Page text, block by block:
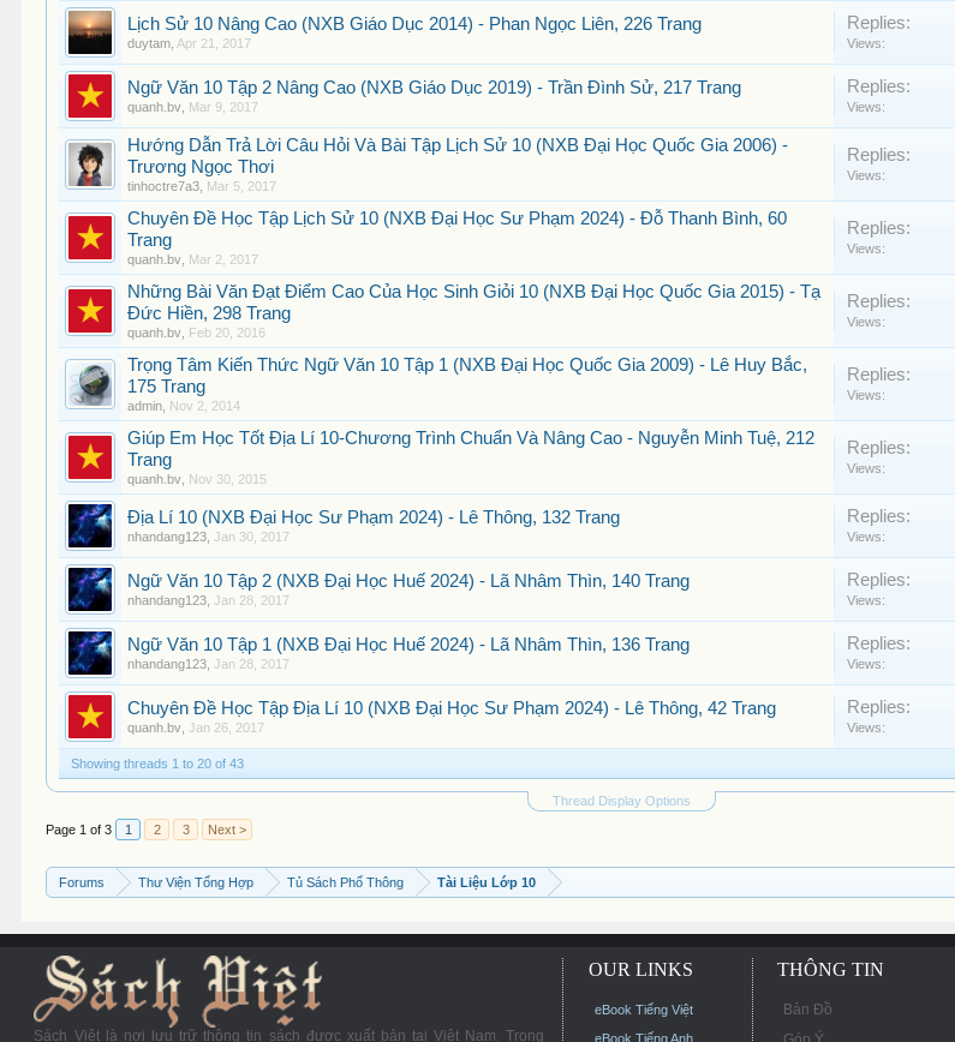
Lịch Sử 10 Nâng Cao (NXB Giáo Dục 2014) - Phan Ngọc Liên, 226 Trang
duytam Apr 21, 2017
Replies:
Views:
Ngữ Văn 10 Tập 2 Nâng Cao (NXB Giáo Dục 2019) - Trần Đình Sử, 217 Trang
quanh.bv Mar 9, 2017
Replies:
Views:
Hướng Dẫn Trả Lời Câu Hỏi Và Bài Tập Lịch Sử 10 (NXB Đại Học Quốc Gia 2006) -
Trương Ngọc Thơi
tinhoctre7a3 Mar 5, 2017
Replies:
Views:
Chuyên Đề Học Tập Lịch Sử 10 (NXB Đại Học Sư Phạm 2024) - Đỗ Thanh Bình, 60
Trang
quanh.bv Mar 2, 2017
Replies:
Views:
Những Bài Văn Đạt Điểm Cao Của Học Sinh Giỏi 10 (NXB Đại Học Quốc Gia 2015) - Tạ
Đức Hiền, 298 Trang
quanh.bv Feb 20, 2016
Replies:
Views:
Trọng Tâm Kiến Thức Ngữ Văn 10 Tập 1 (NXB Đại Học Quốc Gia 2009) - Lê Huy Bắc,
175 Trang
admin Nov 2, 2014
Replies:
Views:
Giúp Em Học Tốt Địa Lí 10-Chương Trình Chuẩn Và Nâng Cao - Nguyễn Minh Tuệ, 212
Trang
quanh.bv Nov 30, 2015
Replies:
Views:
Địa Lí 10 (NXB Đại Học Sư Phạm 2024) - Lê Thông, 132 Trang
nhandang123 ,Jan 30, 2017
Replies:
Views:
Ngữ Văn 10 Tập 2 (NXB Đại Học Huế 2024) - Lã Nhâm Thìn, 140 Trang
nhandang123 ,Jan 28, 2017
Replies:
Views:
Ngữ Văn 10 Tập 1 (NXB Đại Học Huế 2024) - Lã Nhâm Thìn, 136 Trang
nhandang123 ,Jan 28, 2017
Replies:
Views:
Chuyên Đề Học Tập Địa Lí 10 (NXB Đại Học Sư Phạm 2024) - Lê Thông, 42 Trang
quanh.bv ,Jan 26, 2017
Replies:
Views:
Showing threads 1 to 20 of 43
Thread Display Options
Page 1 of 3 1 2 3 Next >
Forums Thư Viện Tổng Hợp Tủ Sách Phổ Thông Tài Liệu Lớp 10
Sách Việt là nơi lưu trữ thông tin sách được xuất bản tại Việt Nam. Trong
OUR LINKS
eBook Tiếng Việt
eBook Tiếng Anh
THÔNG TIN
Bản Đồ